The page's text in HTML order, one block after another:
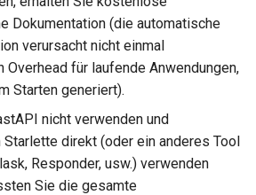
Testen
Debugging
Dokumentation (die automatische
verursacht nicht einmal
Overhead für laufende Anwendungen,
Starten generiert).
nicht verwenden und
direkt (oder ein anderes Tool
Responder, usw.) verwenden
Sie die gesamte